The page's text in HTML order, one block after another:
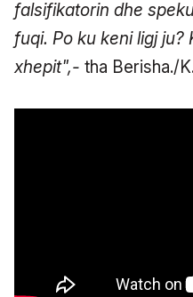
falsifikatorin dhe
fuqi. Po ku keni ligj ju?
xhepit",- tha Berisha./